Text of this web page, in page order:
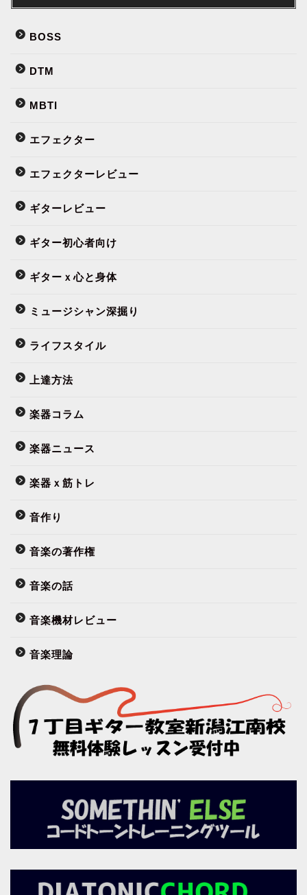
BOSS
DTM
MBTI
エフェクター
エフェクターレビュー
ギターレビュー
ギター初心者向け
ギターｘ心と身体
ミュージシャン深掘り
ライフスタイル
上達方法
楽器コラム
楽器ニュース
楽器ｘ筋トレ
音作り
音楽の著作権
音楽の話
音楽機材レビュー
音楽理論